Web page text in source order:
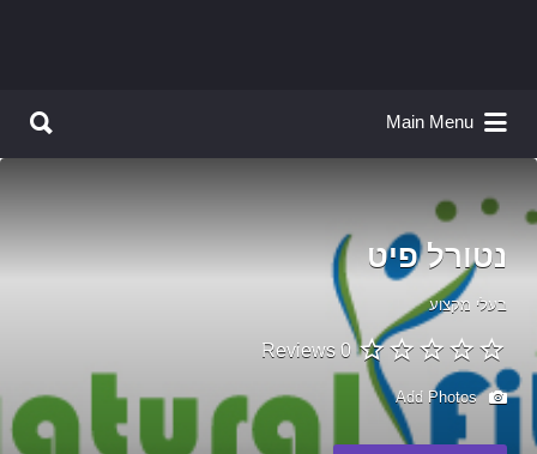
Main Menu
נטורל פיט
בעלי מקצוע
0 Reviews
Add Photos